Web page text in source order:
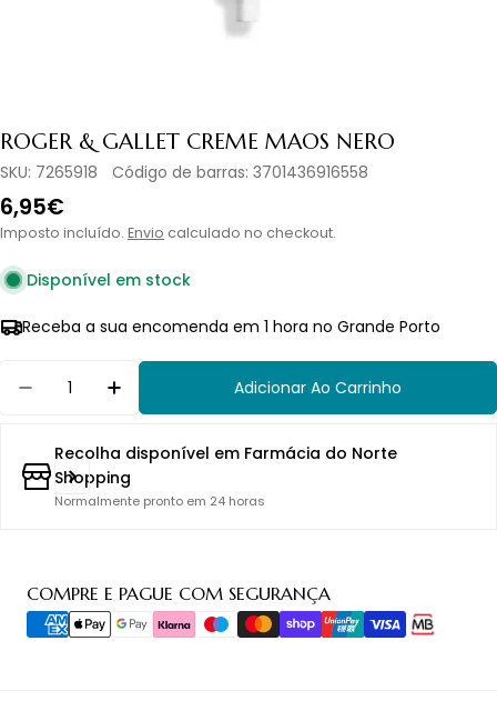
ROGER & GALLET CREME MAOS NERO
SKU: 7265918 Código de barras: 3701436916558
Preço
normal
6,95€
Imposto incluído. Envio calculado no checkout.
Disponível em stock
Receba a sua encomenda em 1 hora no Grande Porto
Diminuir Quantidade Para Roger &amp; Gallet
Aumentar Quantidade Para Roger
Adicionar Ao Carrinho
Recolha disponível em Farmácia do Norte
Shopping
Normalmente pronto em 24 horas
COMPRE E PAGUE COM SEGURANÇA
Métodos
de
pagamento